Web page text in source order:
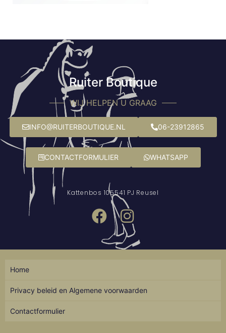
Ruiter Boutique
WIJ HELPEN U GRAAG
INFO@RUITERBOUTIQUE.NL 06-23912865
CONTACTFORMULIER WHATSAPP
Kattenbos 105541 PJ Reusel
Home
Privacy beleid en Algemene voorwaarden
Contactformulier